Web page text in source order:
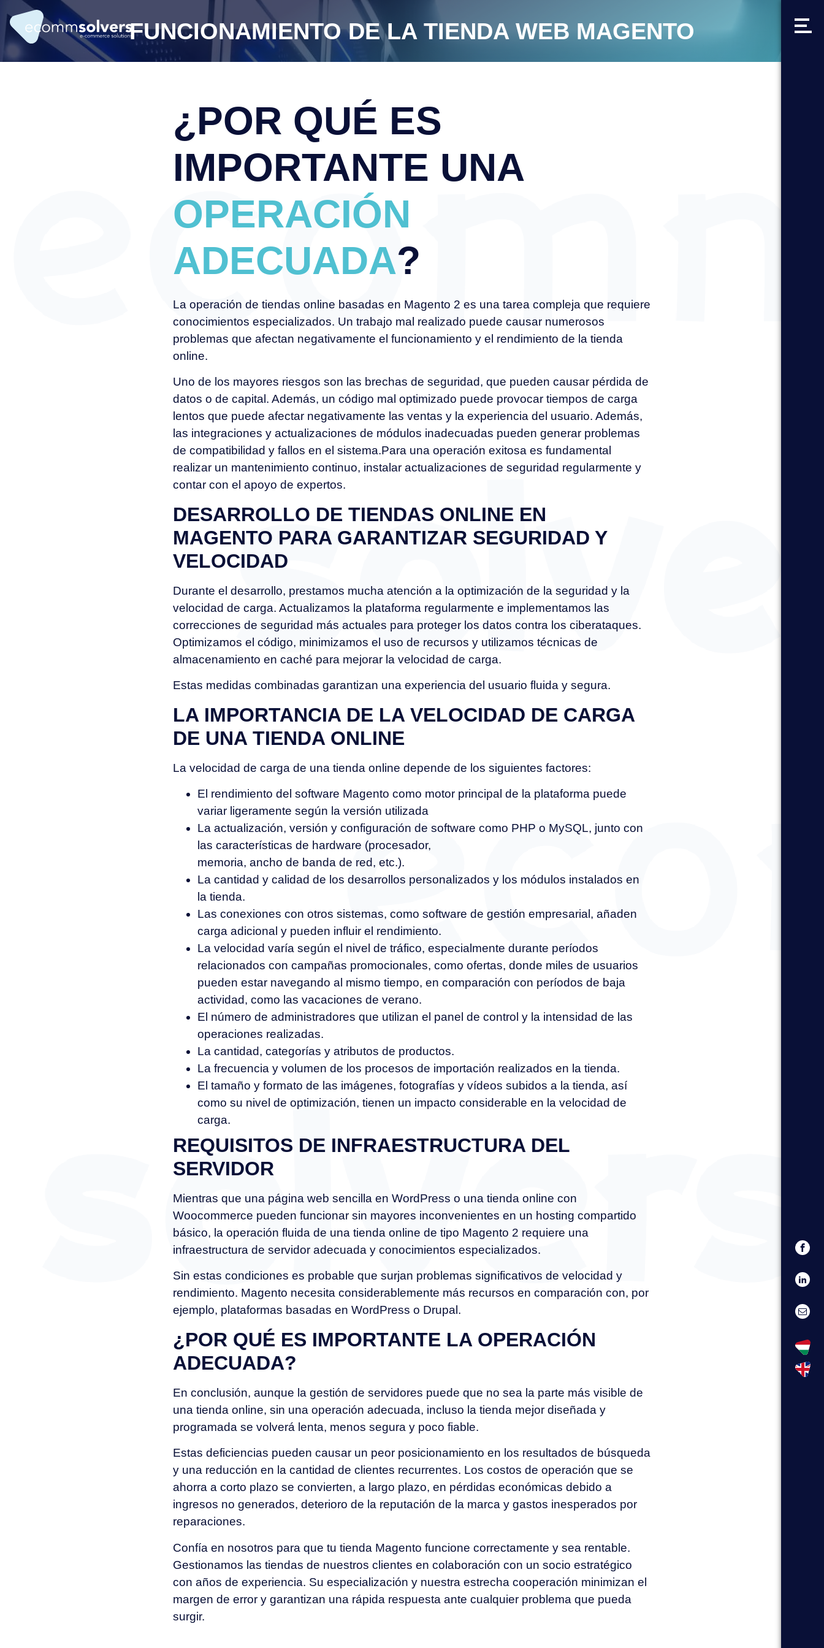
FUNCIONAMIENTO DE LA TIENDA WEB MAGENTO
¿POR QUÉ ES
IMPORTANTE UNA
OPERACIÓN
ADECUADA?
La operación de tiendas online basadas en Magento 2 es una tarea compleja que requiere
conocimientos especializados. Un trabajo mal realizado puede causar numerosos
problemas que afectan negativamente el funcionamiento y el rendimiento de la tienda
online.
Uno de los mayores riesgos son las brechas de seguridad, que pueden causar pérdida de
datos o de capital. Además, un código mal optimizado puede provocar tiempos de carga
lentos que puede afectar negativamente las ventas y la experiencia del usuario. Además,
las integraciones y actualizaciones de módulos inadecuadas pueden generar problemas
de compatibilidad y fallos en el sistema.Para una operación exitosa es fundamental
realizar un mantenimiento continuo, instalar actualizaciones de seguridad regularmente y
contar con el apoyo de expertos.
DESARROLLO DE TIENDAS ONLINE EN
MAGENTO PARA GARANTIZAR SEGURIDAD Y
VELOCIDAD
Durante el desarrollo, prestamos mucha atención a la optimización de la seguridad y la
velocidad de carga. Actualizamos la plataforma regularmente e implementamos las
correcciones de seguridad más actuales para proteger los datos contra los ciberataques.
Optimizamos el código, minimizamos el uso de recursos y utilizamos técnicas de
almacenamiento en caché para mejorar la velocidad de carga.
Estas medidas combinadas garantizan una experiencia del usuario fluida y segura.
LA IMPORTANCIA DE LA VELOCIDAD DE CARGA
DE UNA TIENDA ONLINE
La velocidad de carga de una tienda online depende de los siguientes factores:
El rendimiento del software Magento como motor principal de la plataforma puede
variar ligeramente según la versión utilizada
La actualización, versión y configuración de software como PHP o MySQL, junto con
las características de hardware (procesador,
memoria, ancho de banda de red, etc.).
La cantidad y calidad de los desarrollos personalizados y los módulos instalados en
la tienda.
Las conexiones con otros sistemas, como software de gestión empresarial, añaden
carga adicional y pueden influir el rendimiento.
La velocidad varía según el nivel de tráfico, especialmente durante períodos
relacionados con campañas promocionales, como ofertas, donde miles de usuarios
pueden estar navegando al mismo tiempo, en comparación con períodos de baja
actividad, como las vacaciones de verano.
El número de administradores que utilizan el panel de control y la intensidad de las
operaciones realizadas.
La cantidad, categorías y atributos de productos.
La frecuencia y volumen de los procesos de importación realizados en la tienda.
El tamaño y formato de las imágenes, fotografías y vídeos subidos a la tienda, así
como su nivel de optimización, tienen un impacto considerable en la velocidad de
carga.
REQUISITOS DE INFRAESTRUCTURA DEL
SERVIDOR
Mientras que una página web sencilla en WordPress o una tienda online con
Woocommerce pueden funcionar sin mayores inconvenientes en un hosting compartido
básico, la operación fluida de una tienda online de tipo Magento 2 requiere una
infraestructura de servidor adecuada y conocimientos especializados.
Sin estas condiciones es probable que surjan problemas significativos de velocidad y
rendimiento. Magento necesita considerablemente más recursos en comparación con, por
ejemplo, plataformas basadas en WordPress o Drupal.
¿POR QUÉ ES IMPORTANTE LA OPERACIÓN
ADECUADA?
En conclusión, aunque la gestión de servidores puede que no sea la parte más visible de
una tienda online, sin una operación adecuada, incluso la tienda mejor diseñada y
programada se volverá lenta, menos segura y poco fiable.
Estas deficiencias pueden causar un peor posicionamiento en los resultados de búsqueda
y una reducción en la cantidad de clientes recurrentes. Los costos de operación que se
ahorra a corto plazo se convierten, a largo plazo, en pérdidas económicas debido a
ingresos no generados, deterioro de la reputación de la marca y gastos inesperados por
reparaciones.
Confía en nosotros para que tu tienda Magento funcione correctamente y sea rentable.
Gestionamos las tiendas de nuestros clientes en colaboración con un socio estratégico
con años de experiencia. Su especialización y nuestra estrecha cooperación minimizan el
margen de error y garantizan una rápida respuesta ante cualquier problema que pueda
surgir.